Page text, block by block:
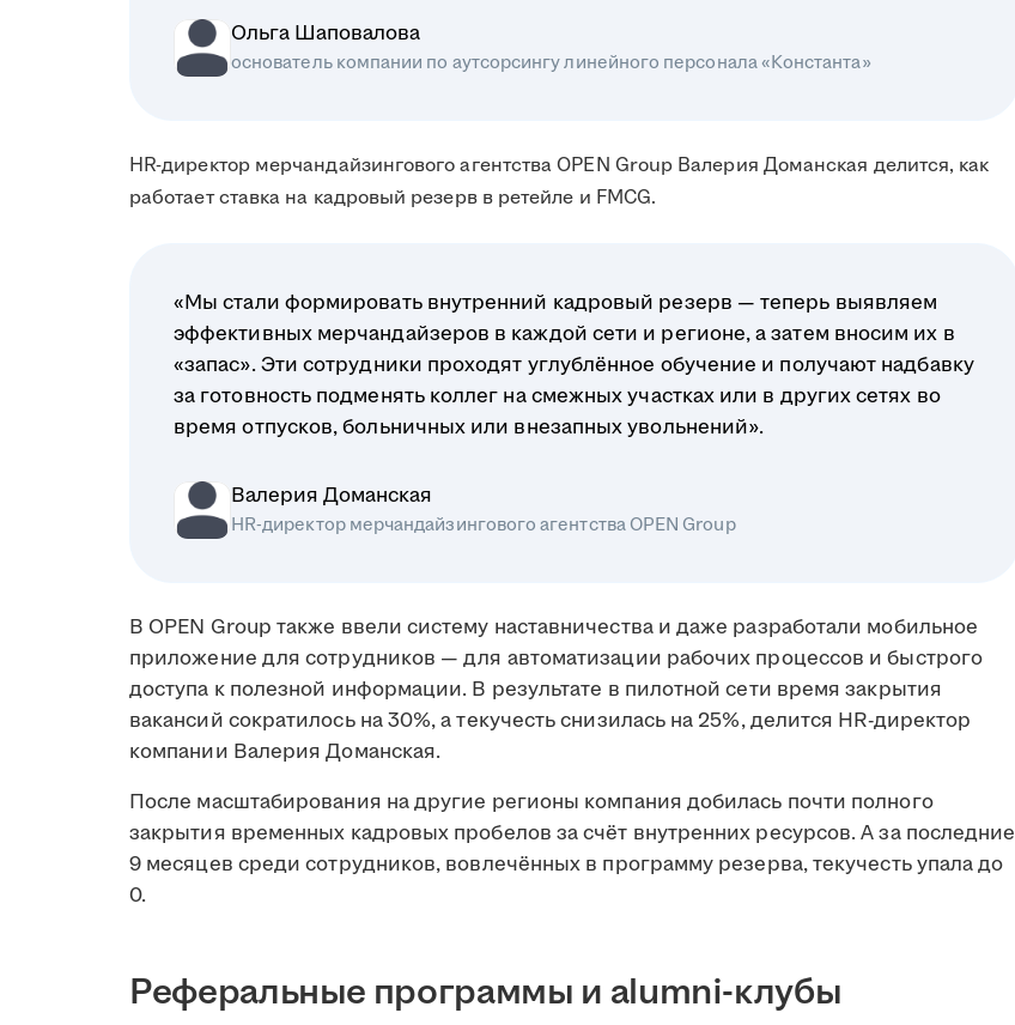
Ольга Шаповалова
основатель компании по аутсорсингу линейного персонала «Константа»
HR-директор мерчандайзингового агентства OPEN Group Валерия Доманская делится, как
работает ставка на кадровый резерв в ретейле и FMCG.
«Мы стали формировать внутренний кадровый резерв — теперь выявляем
эффективных мерчандайзеров в каждой сети и регионе, а затем вносим их в
«запас». Эти сотрудники проходят углублённое обучение и получают надбавку
за готовность подменять коллег на смежных участках или в других сетях во
время отпусков, больничных или внезапных увольнений».
Валерия Доманская
HR-директор мерчандайзингового агентства OPEN Group
В OPEN Group также ввели систему наставничества и даже разработали мобильное
приложение для сотрудников — для автоматизации рабочих процессов и быстрого
доступа к полезной информации. В результате в пилотной сети время закрытия
вакансий сократилось на 30%, а текучесть снизилась на 25%, делится HR-директор
компании Валерия Доманская.
После масштабирования на другие регионы компания добилась почти полного
закрытия временных кадровых пробелов за счёт внутренних ресурсов. А за последние
9 месяцев среди сотрудников, вовлечённых в программу резерва, текучесть упала до
0.
Реферальные программы и alumni-клубы